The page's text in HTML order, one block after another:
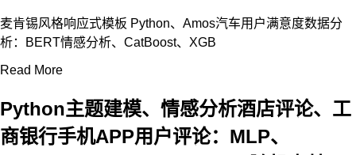
麦肯锡风格响应式模板 Python、Amos汽车用户满意度数据分
析：BERT情感分析、CatBoost、XGB
Read More
Python主题建模、情感分析酒店评论、工
商银行手机APP用户评论：MLP、